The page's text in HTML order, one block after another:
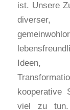
ist. Unsere
Ideen,
kooperative
viel zu tun.